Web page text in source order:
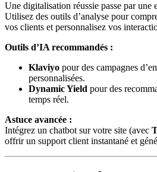
Une digitalisation réussie passe par une
Utilisez des outils d’analyse pour
vos clients et personnalisez vos
Outils d’IA recommandés :
Klaviyo pour des campagnes
personnalisées.
Dynamic Yield pour des
temps réel.
Astuce avancée :
Intégrez un chatbot sur votre site (avec
offrir un support client instantané et